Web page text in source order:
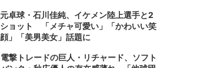
元卓球・石川佳純、イケメン陸上選手と2
ショット 「メチャ可愛い」「かわいい笑
顔」「美男美女」話題に
電撃トレードの巨人・リチャード、ソフト